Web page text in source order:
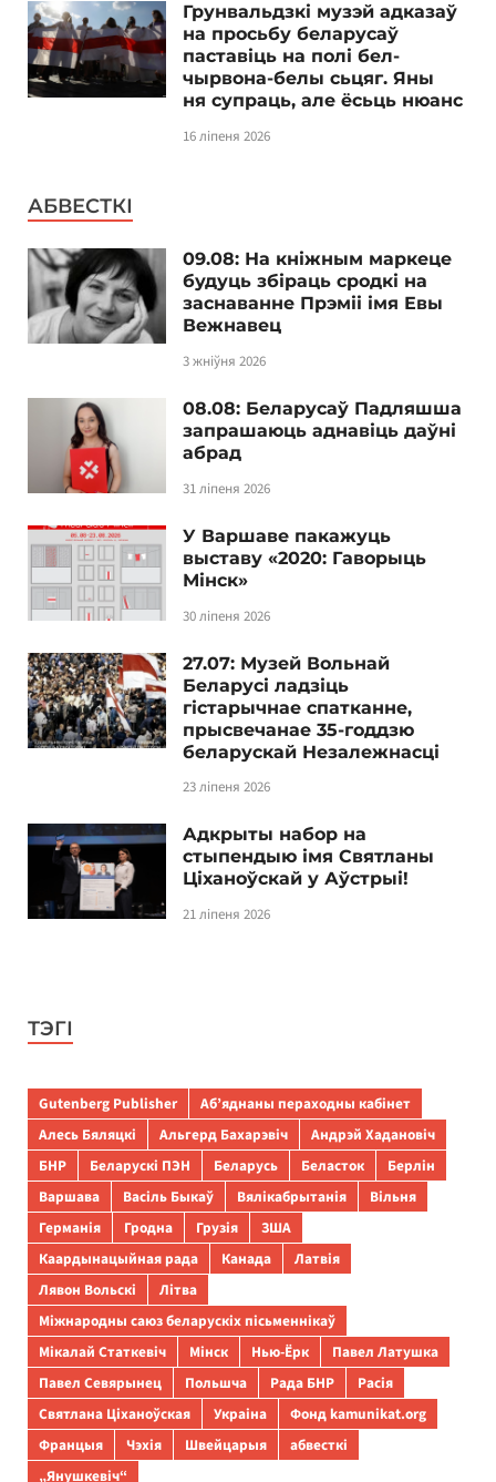
Грунвальдзкі музэй адказаў
на просьбу беларусаў
паставіць на полі бел-
чырвона-белы сьцяг. Яны
ня супраць, але ёсьць нюанс
16 ліпеня 2026
АБВЕСТКІ
09.08: На кніжным маркеце
будуць збіраць сродкі на
заснаванне Прэміі імя Евы
Вежнавец
3 жніўня 2026
08.08: Беларусаў Падляшша
запрашаюць аднавіць даўні
абрад
31 ліпеня 2026
У Варшаве пакажуць
выставу «2020: Гаворыць
Мінск»
30 ліпеня 2026
27.07: Музей Вольнай
Беларусі ладзіць
гістарычнае спатканне,
прысвечанае 35-годдзю
беларускай Незалежнасці
23 ліпеня 2026
Адкрыты набор на
стыпендыю імя Святланы
Ціханоўскай у Аўстрыі!
21 ліпеня 2026
ТЭГІ
Gutenberg Publisher
Аб’яднаны пераходны кабінет
Алесь Бяляцкі
Альгерд Бахарэвіч
Андрэй Хадановіч
БНР
Беларускі ПЭН Беларусь Беласток
Берлін
Варшава
Васіль Быкаў Вялікабрытанія
Вільня
Германія
Гродна Грузія
ЗША
Каардынацыйная рада
Канада
Латвія
Лявон Вольскі
Літва
Міжнародны саюз беларускіх пісьменнікаў
Мікалай Статкевіч
Мінск Нью-Ёрк
Павел Латушка
Павел Севярынец
Польшча Рада БНР
Расія
Святлана Ціханоўская
Украіна
Фонд kamunikat.org
Францыя
Чэхія Швейцарыя
абвесткі
„Янушкевіч“